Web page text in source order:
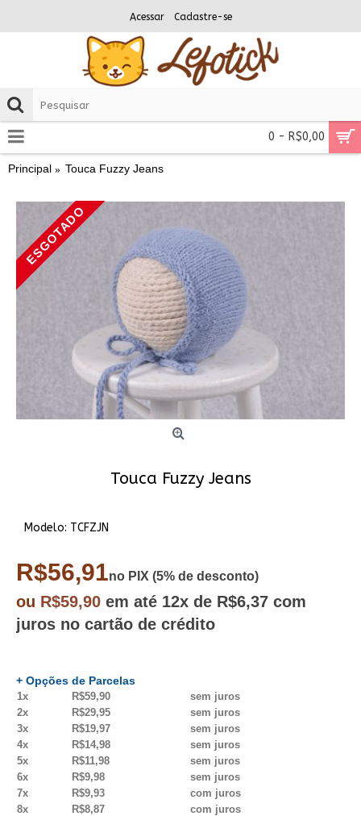
Acessar Cadastre-se
0 - R$0,00
Principal Touca Fuzzy Jeans
ESGOTADO
Touca Fuzzy Jeans
Modelo: TCFZJN
R$56,91no PIX (5% de desconto)
ou R$59,90 em até 12x de R$6,37 com
juros no cartão de crédito
+ Opções de Parcelas
1x R$59,90
sem juros
2x
R$29,95
sem juros
3x
R$19,97
sem juros
4x
R$14,98
sem juros
5x
R$11,98
sem juros
6x
R$9,98
sem juros
7x
R$9,93
com juros
8x
R$8,87
com juros